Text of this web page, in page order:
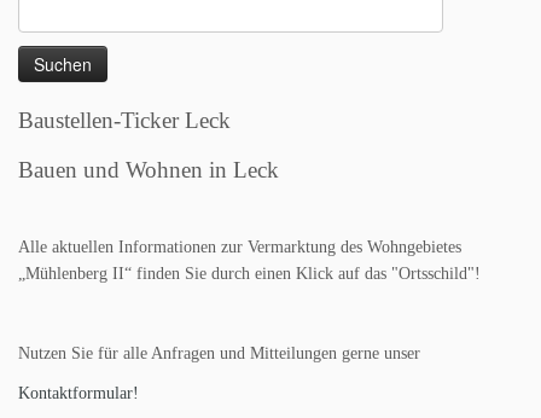
nach:
Baustellen-Ticker Leck
Bauen und Wohnen in Leck
Alle aktuellen Informationen zur Vermarktung des Wohngebietes
„Mühlenberg II“ finden Sie durch einen Klick auf das "Ortsschild"!
Nutzen Sie für alle Anfragen und Mitteilungen gerne unser
Kontaktformular!